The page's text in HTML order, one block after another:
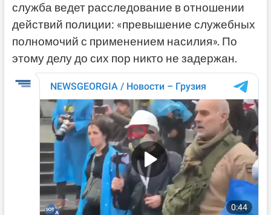
служба ведет расследование в отношении
действий полиции: «превышение служебных
полномочий с применением насилия». По
этому делу до сих пор никто не задержан.